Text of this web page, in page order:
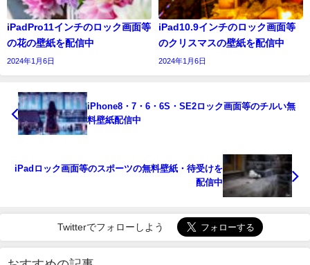
iPadPro11インチのロック画面等
の花の壁紙を配信中
2024年1月6日
iPad10.9インチのロック画面等
のクリスマスの壁紙を配信中
2024年1月6日
iPhone8・7・6・6S・SE2ロック画面等のチルい無
料壁紙配信中
iPadロック画面等のスポーツの無料壁紙・待受けを
配信中
Twitterでフォローしよう